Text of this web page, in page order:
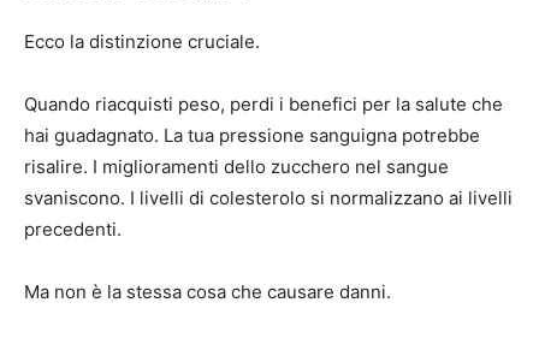
Ecco la distinzione cruciale.
Quando riacquisti peso, perdi i benefici per la salute che
hai guadagnato. La tua pressione sanguigna potrebbe
risalire. I miglioramenti dello zucchero nel sangue
svaniscono. I livelli di colesterolo si normalizzano ai livelli
precedenti.
Ma non è la stessa cosa che causare danni.